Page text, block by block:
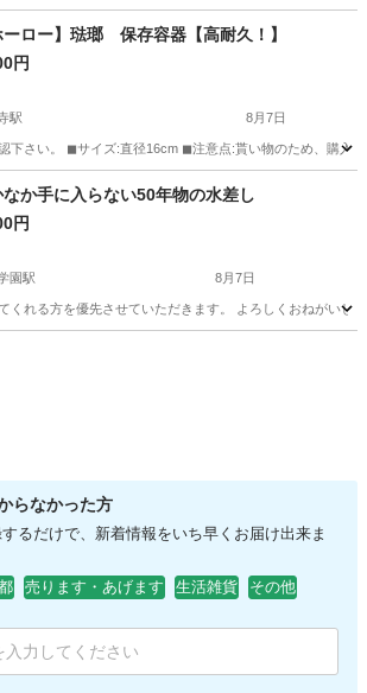
河島駅 その他
ーロー】琺瑯 保存容器【高耐久！】
円
駅 8月7日
下さい。 ◼︎サイズ:直径16cm ◼︎注意点:貰い物のため、購入
寺駅 家庭用品
なか手に入らない50年物の水差し
円
園駅 8月7日
くれる方を優先させていただきます。 よろしくおねがいし
らなかった方
るだけで、新着情報をいち早くお届け出来ま
売ります・あげます 生活雑貨 その他